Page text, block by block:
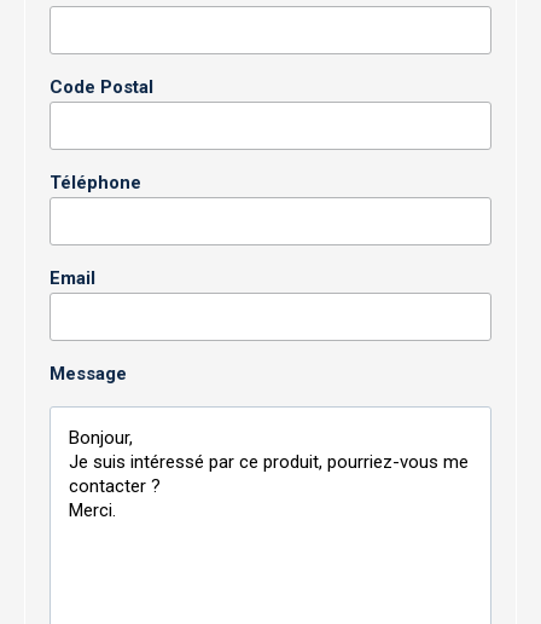
Code Postal
Téléphone
Email
Message